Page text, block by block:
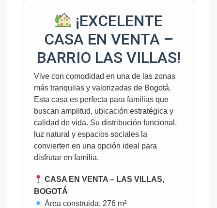
¡EXCELENTE
CASA EN VENTA –
BARRIO LAS VILLAS!
Vive con comodidad en una de las zonas
más tranquilas y valorizadas de Bogotá.
Esta casa es perfecta para familias que
buscan amplitud, ubicación estratégica y
calidad de vida. Su distribución funcional,
luz natural y espacios sociales la
convierten en una opción ideal para
disfrutar en familia.
CASA EN VENTA – LAS VILLAS,
BOGOTÁ
Área construida: 276 m²